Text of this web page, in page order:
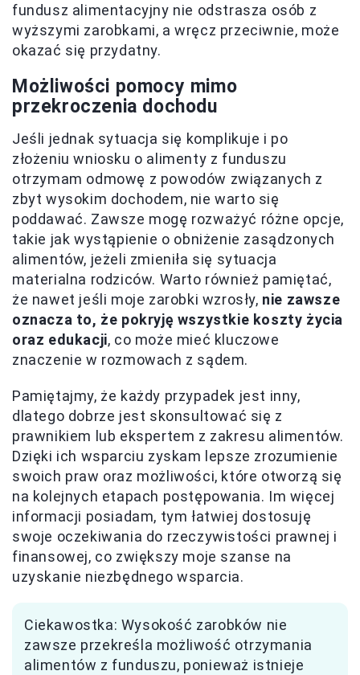
fundusz alimentacyjny nie odstrasza osób z
wyższymi zarobkami, a wręcz przeciwnie, może
okazać się przydatny.
Możliwości pomocy mimo
przekroczenia dochodu
Jeśli jednak sytuacja się komplikuje i po
złożeniu wniosku o alimenty z funduszu
otrzymam odmowę z powodów związanych z
zbyt wysokim dochodem, nie warto się
poddawać. Zawsze mogę rozważyć różne opcje,
takie jak wystąpienie o obniżenie zasądzonych
alimentów, jeżeli zmieniła się sytuacja
materialna rodziców. Warto również pamiętać,
że nawet jeśli moje zarobki wzrosły, nie zawsze
oznacza to, że pokryję wszystkie koszty życia
oraz edukacji, co może mieć kluczowe
znaczenie w rozmowach z sądem.
Pamiętajmy, że każdy przypadek jest inny,
dlatego dobrze jest skonsultować się z
prawnikiem lub ekspertem z zakresu alimentów.
Dzięki ich wsparciu zyskam lepsze zrozumienie
swoich praw oraz możliwości, które otworzą się
na kolejnych etapach postępowania. Im więcej
informacji posiadam, tym łatwiej dostosuję
swoje oczekiwania do rzeczywistości prawnej i
finansowej, co zwiększy moje szanse na
uzyskanie niezbędnego wsparcia.
Ciekawostka: Wysokość zarobków nie
zawsze przekreśla możliwość otrzymania
alimentów z funduszu, ponieważ istnieje